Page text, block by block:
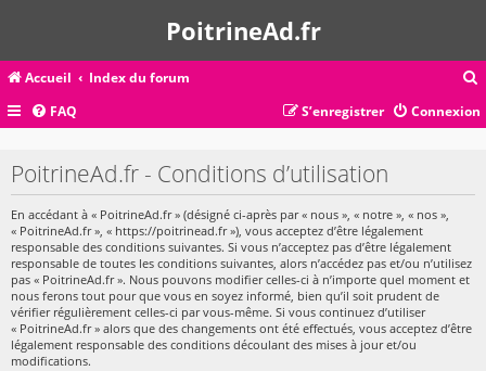
PoitrineAd.fr
Accueil Index du forum
c
FAQ Connexion
S’enregistrer
PoitrineAd.fr - Conditions d’utilisation
En accédant à « PoitrineAd.fr » (désigné ci-après par « nous », « notre », « nos »,
« PoitrineAd.fr », « https://poitrinead.fr »), vous acceptez d’être légalement
responsable des conditions suivantes. Si vous n’acceptez pas d’être légalement
responsable de toutes les conditions suivantes, alors n’accédez pas et/ou n’utilisez
pas « PoitrineAd.fr ». Nous pouvons modifier celles-ci à n’importe quel moment et
nous ferons tout pour que vous en soyez informé, bien qu’il soit prudent de
vérifier régulièrement celles-ci par vous-même. Si vous continuez d’utiliser
« PoitrineAd.fr » alors que des changements ont été effectués, vous acceptez d’être
légalement responsable des conditions découlant des mises à jour et/ou
modifications.